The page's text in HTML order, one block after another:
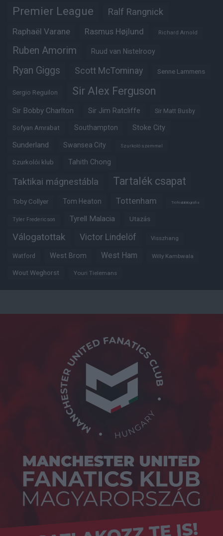
Premier League Ralf Rangnick
Raphaël Varane Rasmus Højlund Richard Arnold
Ruben Amorim Ruud van Nistelrooy
Ryan Giggs Scott McTominay Senne Lammens
Sergio Reguilon Sir Alex Ferguson
Sir Bobby Charlton Sir Jim Ratcliffe Sir Matt Busby
Sofyan Amrabat Southampton Stoke City
Sunderland Swansea City Szurkoló szemmel
Szurkolói klub Tahith Chong
Taktikai mágnestábla Tartalék csapat
Toby Collyer Tom Heaton Tottenham Trófeabibliográfia
Tyler Fredericson Tyrell Malacia Utazás
Válogatottak Victor Lindelöf Visszhang
Watford West Brom West Ham Willy Kambwala
Wout Weghorst Youri Tielemans